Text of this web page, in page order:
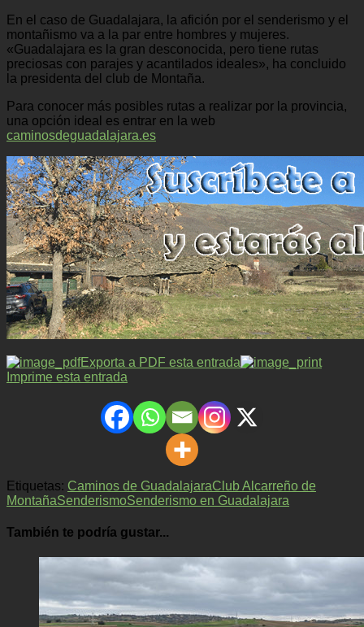
En el caso de Guadalajara, la afición por el senderismo y el
montañismo va a la par entre hombres y mujeres.
«Guadalajara es la gran desconocida, pero tiene rutas
preciosas con parajes y acantilados ideales», ha concluido
la presidenta del club de Montaña.
Para conocer más posibles rutas a realizar por la provincia,
una opción ideal es entrar en la web
caminosdeguadalajara.es
Exporta a PDF esta entrada
Imprime esta entrada
Etiquetas: Caminos de GuadalajaraClub Alcarreño de
MontañaSenderismoSenderismo en Guadalajara
También te podría gustar...